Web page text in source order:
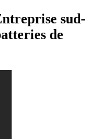
sud-
de